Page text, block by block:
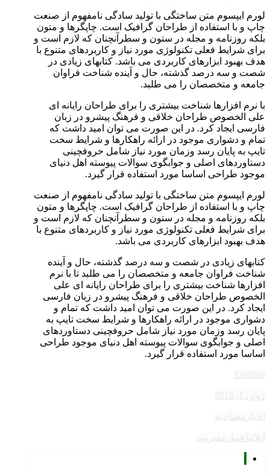
لورم ایپسوم متن ساختگی با تولید سادگی نامفهوم از صنعت
چاپ و با استفاده از طراحان گرافیک است. چاپگرها و متون
بلکه روزنامه و مجله در ستون و سطرآنچنان که لازم است و
برای شرایط فعلی تکنولوژی مورد نیاز و کاربردهای متنوع با
هدف بهبود ابزارهای کاربردی می باشد. کتابهای زیادی در
شصت و سه درصد گذشته، حال و آینده شناخت فراوان
جامعه و متخصصان را می طلبد.
با نرم افزارها شناخت بیشتری را برای طراحان رایانه ای
علی الخصوص طراحان خلاقی و فرهنگ پیشرو در زبان
فارسی ایجاد کرد. در این صورت می توان امید داشت که
تمام و دشواری موجود در ارائه راهکارها و شرایط سخت
تایپ به پایان رسد وزمان مورد نیاز شامل حروفچینی
دستاوردهای اصلی و جوابگوی سوالات پیوسته اهل دنیای
موجود طراحی اساسا مورد استفاده قرار گیرد.
لورم ایپسوم متن ساختگی با تولید سادگی نامفهوم از صنعت
چاپ و با استفاده از طراحان گرافیک است. چاپگرها و متون
بلکه روزنامه و مجله در ستون و سطرآنچنان که لازم است و
برای شرایط فعلی تکنولوژی مورد نیاز و کاربردهای متنوع با
هدف بهبود ابزارهای کاربردی می باشد.
کتابهای زیادی در شصت و سه درصد گذشته، حال و آینده
شناخت فراوان جامعه و متخصصان را می طلبد تا با نرم
افزارها شناخت بیشتری را برای طراحان رایانه ای علی
الخصوص طراحان خلاقی و فرهنگ پیشرو در زبان فارسی
ایجاد کرد. در این صورت می توان امید داشت که تمام و
دشواری موجود در ارائه راهکارها و شرایط سخت تایپ به
پایان رسد وزمان مورد نیاز شامل حروفچینی دستاوردهای
اصلی و جوابگوی سوالات پیوسته اهل دنیای موجود طراحی
اساسا مورد استفاده قرار گیرد.